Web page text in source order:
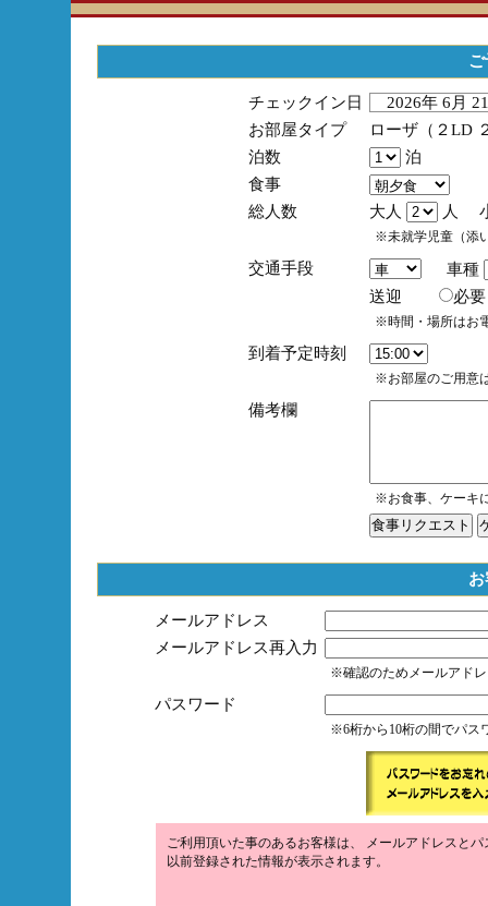
チェックイン日
2026年 6月
お部屋タイプ
ローザ（２LD
泊数
泊
食事
総人数
大人 人
※未就学児童（添
交通手段
車種
送迎
※時間・場所はお
到着予定時刻
※お部屋のご用意
備考欄
※お食事、ケーキ
メールアドレス
メールアドレス再入力
※確認のためメールアド
パスワード
※6桁から10桁の間でパス
ご利用頂いた事のあるお客様は、 メールアドレスと
以前登録された情報が表示されます。